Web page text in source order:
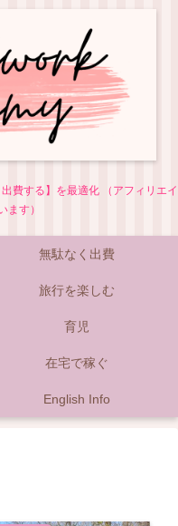
費する】を最適化 （アフィリエイ
ます）
無駄なく出費
旅行を楽しむ
育児
在宅で稼ぐ
English Info